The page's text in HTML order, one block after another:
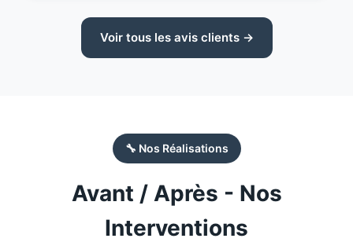
Voir tous les avis clients →
🔧 Nos Réalisations
Avant / Après - Nos
Interventions